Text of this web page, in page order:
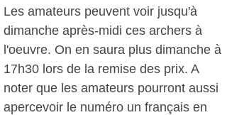
Les amateurs peuvent voir jusqu'à
dimanche après-midi ces archers à
l'oeuvre. On en saura plus dimanche à
17h30 lors de la remise des prix. A
noter que les amateurs pourront aussi
apercevoir le numéro un français en